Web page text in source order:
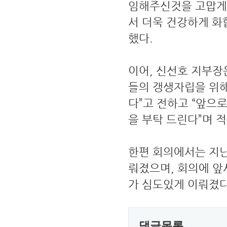
임해주신것을 고맙
서 더욱 건강하게 화
했다.
이어, 신선호 지부
들의 갱생자립을 위
다”고 전하고 “앞으
을 부탁 드린다”며
한편 회의에서는 지
뤄졌으며, 회의에
가 심도있게 이뤄졌